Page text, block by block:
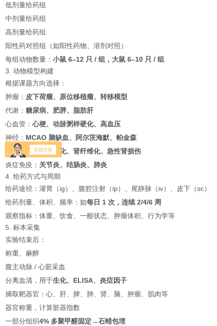
低剂量给药组
中剂量给药组
高剂量给药组
阳性药对照组（如阳性药物、溶剂对照）
每组动物数量：小鼠 6–12 只 / 组，大鼠 6–10 只 / 组
3. 动物模型构建
根据课题方向选择：
肿瘤： 皮下荷瘤、原位移植瘤、转移模型
代谢：糖尿病、肥胖、脂肪肝
心血管：心梗、动脉粥样硬化、高血压
神经： MCAO 脑缺血、阿尔茨海默、帕金森
肝肾损伤：肝纤维化、肾纤维化、急性肾损伤
炎症免疫： 关节炎、结肠炎、肺炎
4. 给药方式与周期
给药途径：灌胃（ig）、腹腔注射（ip）、尾静脉（iv）、皮下（sc）
给药剂量、体积、频率：如每日 1 次，连续 2/4/6 周
观察指标：体重、饮食、一般状态、肿瘤体积、行为学等
5. 标本采集
实验结束后：
称重、麻醉
腹主动脉 / 心脏采血
分离血清，用于生化、ELISA、炎症因子
摘取靶器官：心、肝、脾、肺、肾、脑、肿瘤、肌肉等
器官称重，计算脏器指数
一部分组织4% 多聚甲醛固定→石蜡包埋